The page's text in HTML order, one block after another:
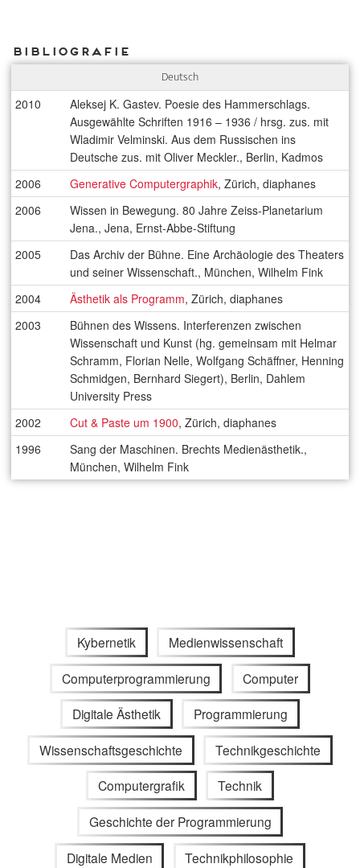
Bibliografie
Deutsch
2010
Aleksej K. Gastev. Poesie des Hammerschlags.
Ausgewählte Schriften 1916 – 1936 / hrsg. zus. mit
Wladimir Velminski. Aus dem Russischen ins
Deutsche zus. mit Oliver Meckler., Berlin, Kadmos
2006
Generative Computergraphik, Zürich, diaphanes
2006
Wissen in Bewegung. 80 Jahre Zeiss-Planetarium
Jena., Jena, Ernst-Abbe-Stiftung
2005
Das Archiv der Bühne. Eine Archäologie des Theaters
und seiner Wissenschaft., München, Wilhelm Fink
2004
Ästhetik als Programm, Zürich, diaphanes
2003
Bühnen des Wissens. Interferenzen zwischen
Wissenschaft und Kunst (hg. gemeinsam mit Helmar
Schramm, Florian Nelle, Wolfgang Schäffner, Henning
Schmidgen, Bernhard Siegert), Berlin, Dahlem
University Press
2002
Cut & Paste um 1900, Zürich, diaphanes
1996
Sang der Maschinen. Brechts Medienästhetik.,
München, Wilhelm Fink
Kybernetik Medienwissenschaft
Computerprogrammierung Computer
Digitale Ästhetik Programmierung
Wissenschaftsgeschichte Technikgeschichte
Computergrafik Technik
Geschichte der Programmierung
Digitale Medien Technikphilosophie